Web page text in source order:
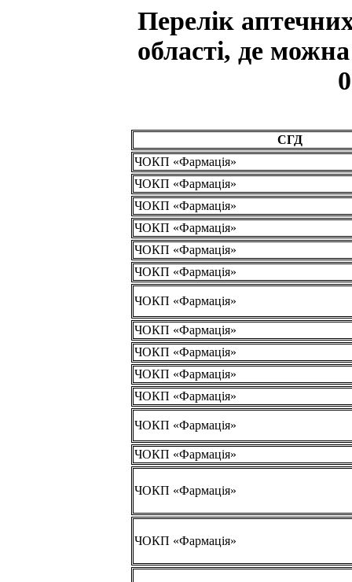
Перелік
області, де
СГД
ЧОКП «Фармація»
ЧОКП «Фармація»
ЧОКП «Фармація»
ЧОКП «Фармація»
ЧОКП «Фармація»
ЧОКП «Фармація»
ЧОКП «Фармація»
ЧОКП «Фармація»
ЧОКП «Фармація»
ЧОКП «Фармація»
ЧОКП «Фармація»
ЧОКП «Фармація»
ЧОКП «Фармація»
ЧОКП «Фармація»
ЧОКП «Фармація»